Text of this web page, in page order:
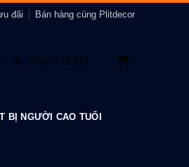
đãi Bán hàng cùng Plitdecor
0968.179.418
BỊ NGƯỜI CAO TUỔI